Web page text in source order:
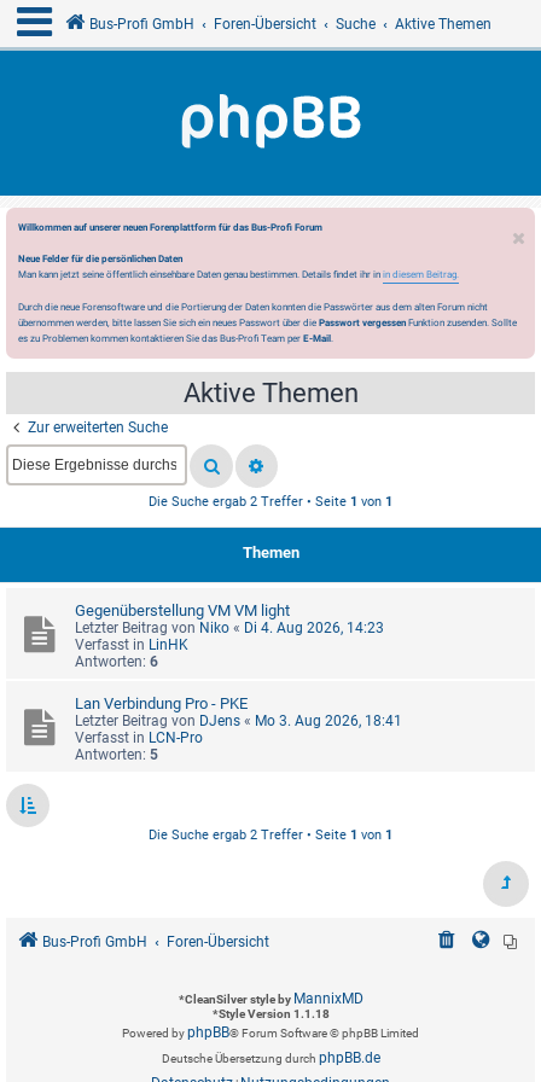
Bus-Profi GmbH Foren-Übersicht Suche Aktive Themen
Willkommen auf unserer neuen Forenplattform für das Bus-Profi Forum
Neue Felder für die persönlichen Daten
Man kann jetzt seine öffentlich einsehbare Daten genau bestimmen. Details findet ihr in in diesem Beitrag.
Durch die neue Forensoftware und die Portierung der Daten konnten die Passwörter aus dem alten Forum nicht
übernommen werden, bitte lassen Sie sich ein neues Passwort über die Passwort vergessen Funktion zusenden. Sollte
es zu Problemen kommen kontaktieren Sie das Bus-Profi Team per E-Mail.
Aktive Themen
Zur erweiterten Suche
Die Suche ergab 2 Treffer • Seite 1 von 1
Themen
Gegenüberstellung VM VM light
Letzter Beitrag von Niko « Di 4. Aug 2026, 14:23
Verfasst in LinHK
Antworten: 6
Lan Verbindung Pro - PKE
Letzter Beitrag von DJens « Mo 3. Aug 2026, 18:41
Verfasst in LCN-Pro
Antworten: 5
Die Suche ergab 2 Treffer • Seite 1 von 1
Bus-Profi GmbH Foren-Übersicht
*CleanSilver style by MannixMD
*Style Version 1.1.18
Powered byphpBB® Forum Software © phpBB Limited
Deutsche Übersetzung durch phpBB.de